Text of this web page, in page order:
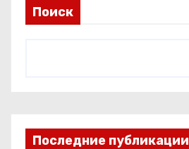
Поиск
Последние публикации